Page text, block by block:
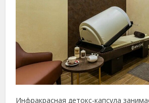
Инфракрасная детокс-капсула